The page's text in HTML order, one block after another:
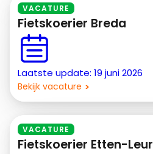
VACATURE
Fietskoerier Breda
Laatste update: 19 juni 2026
Bekijk vacature
VACATURE
Fietskoerier Etten-Leur